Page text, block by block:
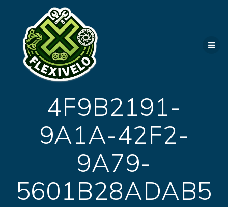
4F9B2191-
9A1A-42F2-
9A79-
5601B28ADAB5